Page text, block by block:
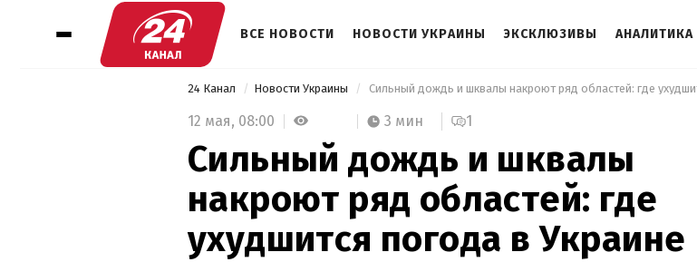
ВСЕ НОВОСТИ НОВОСТИ УКРАИНЫ ЭКСКЛЮЗИВЫ АНАЛИТИКА
24 Канал Новости Украины
12 мая, 08:00 3 мин 1
Сильный дождь и шквалы
накроют ряд областей: где
ухудшится погода в Украине